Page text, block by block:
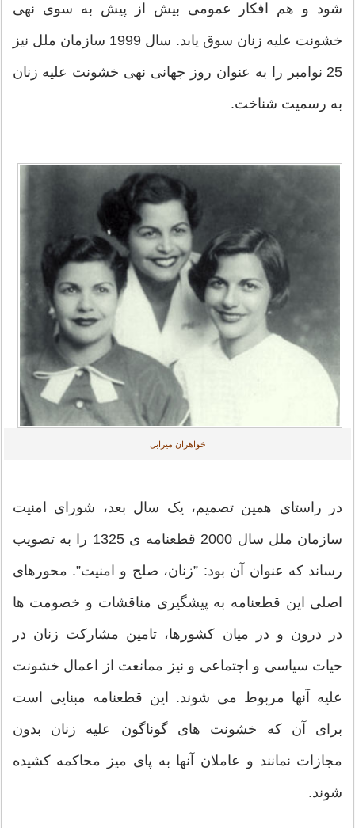
شود و هم افکار عمومی بیش از پیش به سوی نهی
خشونت علیه زنان سوق یابد. سال 1999 سازمان ملل نیز
25 نوامبر را به عنوان روز جهانی نهی خشونت علیه زنان
به رسمیت شناخت.
خواهران میرابل
در راستای همین تصمیم، یک سال بعد، شورای امنیت
سازمان ملل سال 2000 قطعنامه ی 1325 را به تصویب
رساند که عنوان آن بود: ”زنان، صلح و امنیت”. محورهای
اصلی این قطعنامه به پیشگیری مناقشات و خصومت ها
در درون و در میان کشورها، تامین مشارکت زنان در
حیات سیاسی و اجتماعی و نیز ممانعت از اعمال خشونت
علیه آنها مربوط می شوند. این قطعنامه مبنایی است
برای آن که خشونت های گوناگون علیه زنان بدون
مجازات نمانند و عاملان آنها به پای میز محاکمه کشیده
شوند.